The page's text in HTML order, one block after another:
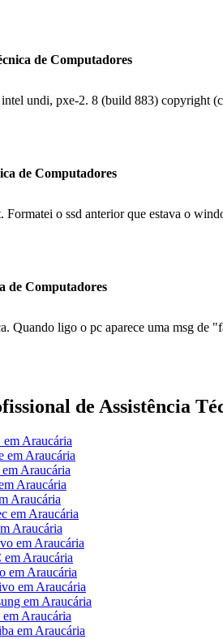
de Computadores
intel undi, pxe-2. 8 (build 883)
de Computadores
o ssd anterior que estava o
de Computadores
Quando ligo o pc aparece uma msg
de Assistência
Araucária
em Araucária
Araucária
Araucária
Araucária
em Araucária
Araucária
em Araucária
em Araucária
em Araucária
em Araucária
em Araucária
Araucária
em Araucária